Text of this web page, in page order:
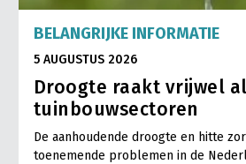
BELANGRIJKE INFORMATIE
5 AUGUSTUS 2026
Droogte raakt vrijwel
tuinbouwsectoren
De aanhoudende droogte en hitte
toenemende problemen in de